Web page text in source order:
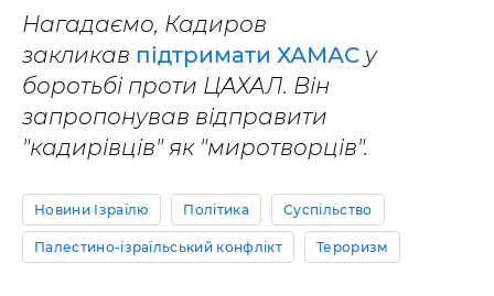
Нагадаємо, Кадиров
закликав підтримати ХАМАС у
боротьбі проти ЦАХАЛ. Він
запропонував відправити
"кадирівців" як "миротворців".
Новини Ізраїлю Політика Суспільство
Палестино-ізраїльський конфлікт Тероризм